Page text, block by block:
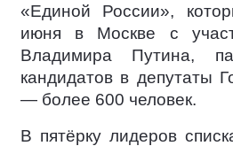
«Единой России»,
июня в Москве с
Владимира Путина,
кандидатов в депутаты
— более 600 человек.
В пятёрку лидеров